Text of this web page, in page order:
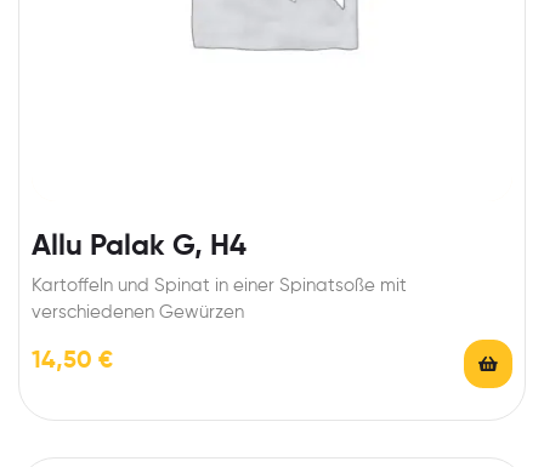
Allu Palak G, H4
Kartoffeln und Spinat in einer Spinatsoße mit
verschiedenen Gewürzen
14,50 €